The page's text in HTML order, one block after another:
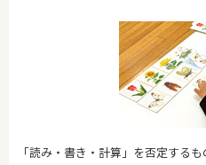
「読み・書き・計算」を否定する